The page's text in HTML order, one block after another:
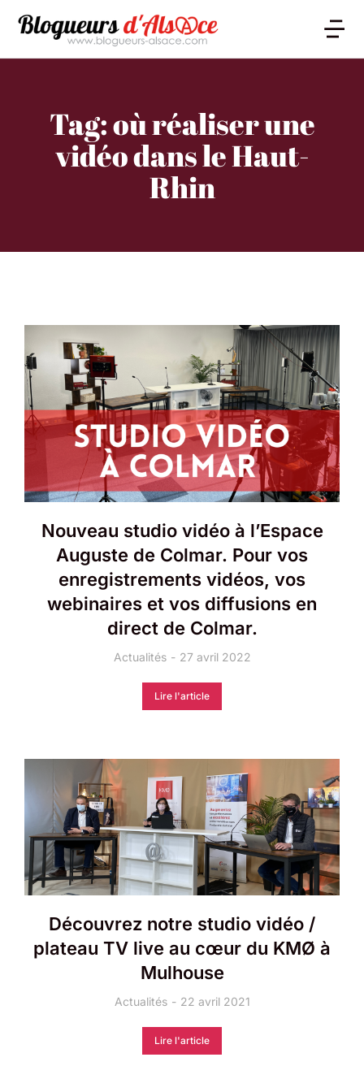
Tag: où réaliser une
vidéo dans le Haut-
Rhin
Nouveau studio vidéo à l’Espace
Auguste de Colmar. Pour vos
enregistrements vidéos, vos
webinaires et vos diffusions en
direct de Colmar.
Actualités 27 avril 2022
Lire l'article
Découvrez notre studio vidéo /
plateau TV live au cœur du KMØ à
Mulhouse
Actualités 22 avril 2021
Lire l'article